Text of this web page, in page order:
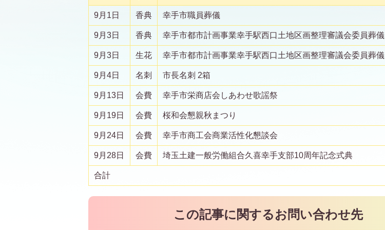
9月1日 香典 幸手市職員葬儀
9月3日 香典 幸手市都市計画事業幸手駅西口土地区画整理審議会委員葬儀
9月3日 生花 幸手市都市計画事業幸手駅西口土地区画整理審議会委員葬儀
9月4日 名刺 市長名刺 2箱
9月13日 会費 幸手市栄商店会しあわせ歌謡祭
9月19日 会費 桜和会懇親秋まつり
9月24日 会費 幸手市商工会商業活性化懇談会
9月28日 会費 埼玉土建一般労働組合久喜幸手支部10周年記念式典
合計
この記事に関するお問い合わせ先